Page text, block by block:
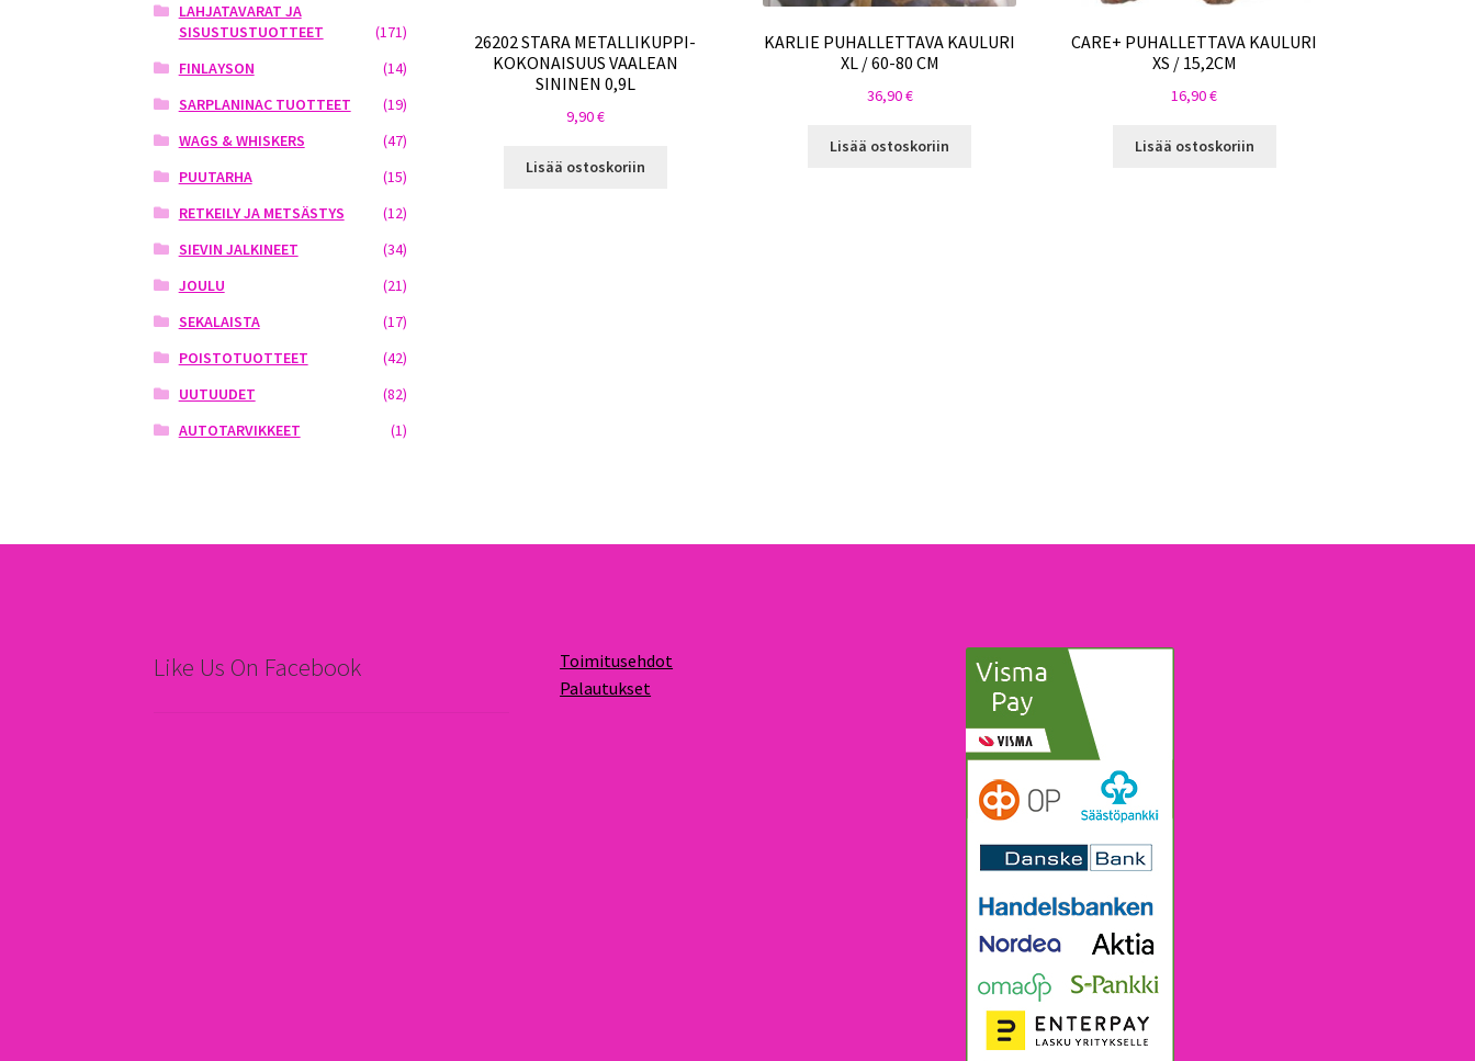
26202 STARA METALLIKUPPI-
KOKONAISUUS VAALEAN
SININEN 0,9L
9,90€
Lisää ostoskoriin
KARLIE PUHALLETTAVA KAULURI
XL / 60-80 CM
36,90€
Lisää ostoskoriin
CARE+ PUHALLETTAVA KAULURI
XS / 15,2CM
16,90€
Lisää ostoskoriin
LAHJATAVARAT JA
SISUSTUSTUOTTEET
(171)
FINLAYSON
(14)
SARPLANINAC TUOTTEET
(19)
WAGS & WHISKERS
(47)
PUUTARHA
(15)
RETKEILY JA METSÄSTYS
(12)
SIEVIN JALKINEET
(34)
JOULU
(21)
SEKALAISTA
(17)
POISTOTUOTTEET
(42)
UUTUUDET
(82)
AUTOTARVIKKEET
(1)
Like Us On Facebook
Toimitusehdot
Palautukset